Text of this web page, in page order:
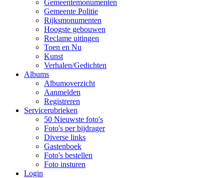
Gemeentemonumenten
Gemeente Politie
Rijksmonumenten
Hoogste gebouwen
Reclame uitingen
Toen en Nu
Kunst
Verhalen/Gedichten
Albums
Albumoverzicht
Aanmelden
Registreren
Servicerubrieken
50 Nieuwste foto's
Foto's per bijdrager
Diverse links
Gastenboek
Foto's bestellen
Foto insturen
Login